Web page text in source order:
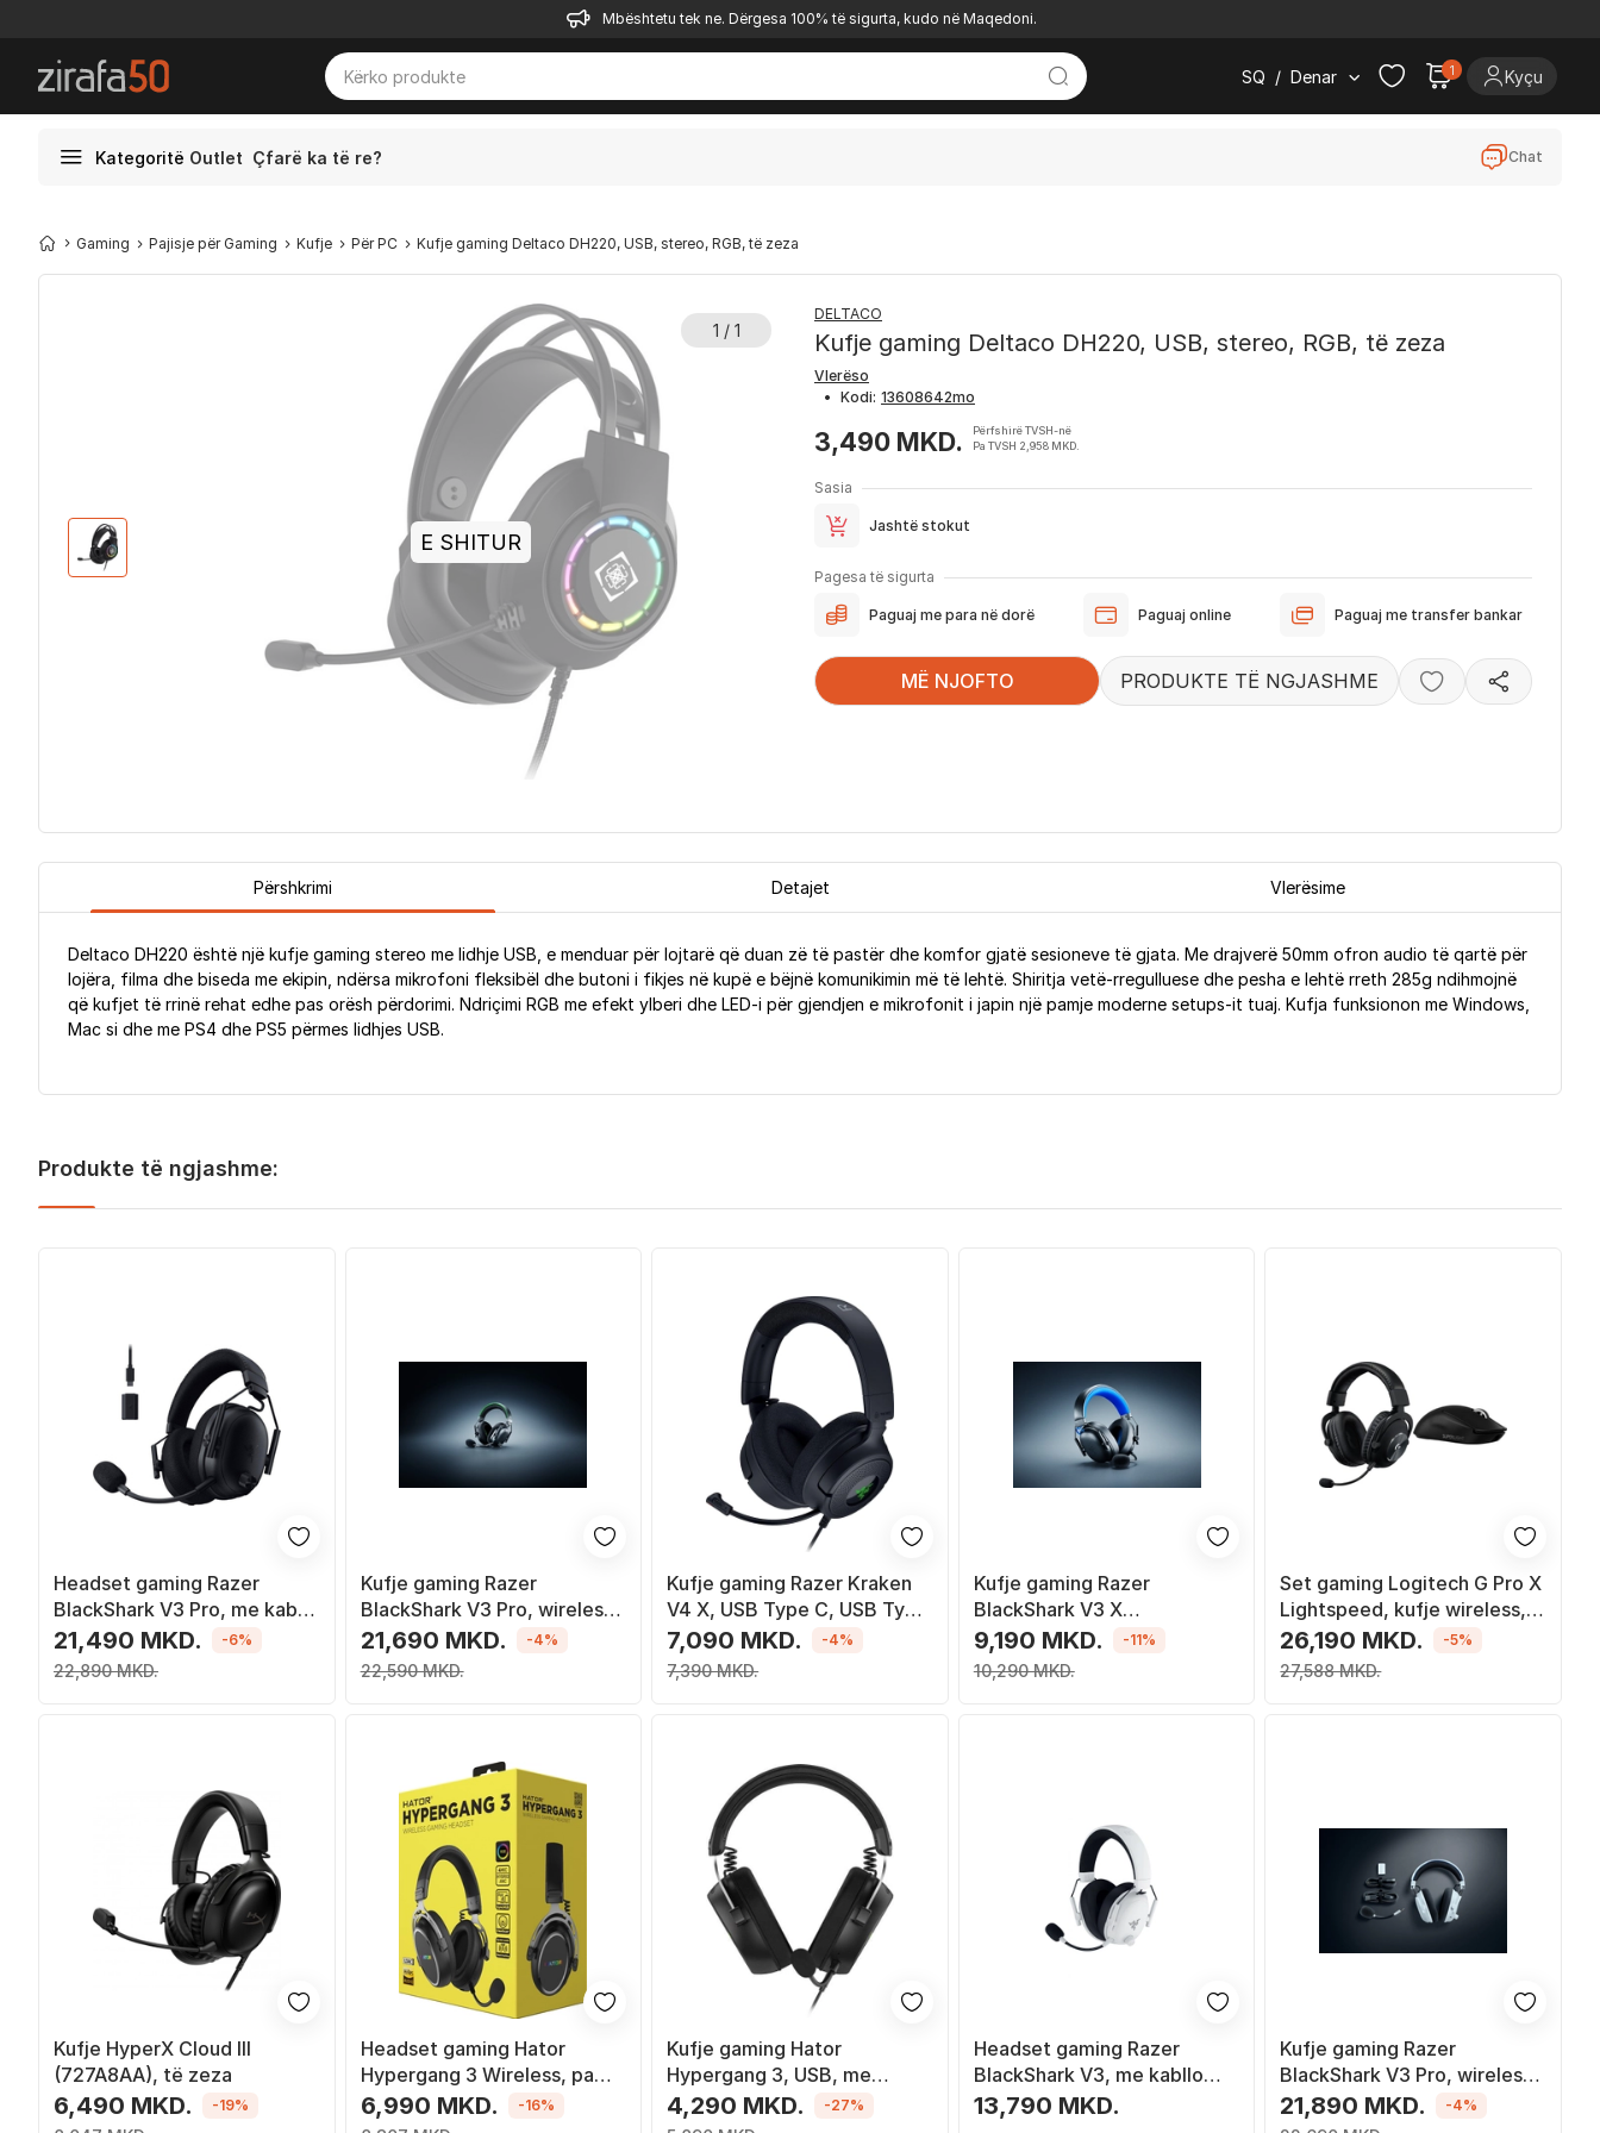
Mbështetu tek ne. Dërgesa 100% të sigurta, kudo në Maqedoni.
SQ / Denar 1 Kyçu
Kategoritë Outlet Çfarë ka të re? Chat
Gaming Pajisje për Gaming Kufje Për PC Kufje gaming Deltaco DH220, USB, stereo, RGB, të zeza
1 / 1
E SHITUR
DELTACO
Kufje gaming Deltaco DH220, USB, stereo, RGB, të zeza
Vlerëso
• Kodi:
3,490 MKD.
Përfshirë TVSH-në
Pa TVSH 2,958 MKD.
Sasia
Jashtë stokut
Pagesa të sigurta
Paguaj me para në dorë Paguaj online Paguaj me transfer bankar
MË NJOFTO PRODUKTE TË NGJASHME
Përshkrimi Detajet Vlerësime
Deltaco DH220 është një kufje gaming stereo me lidhje USB, e menduar për lojtarë që duan zë të pastër dhe komfor gjatë sesioneve të gjata. Me drajverë 50mm ofron audio të qartë për
lojëra, filma dhe biseda me ekipin, ndërsa mikrofoni fleksibël dhe butoni i fikjes në kupë e bëjnë komunikimin më të lehtë. Shiritja vetë-rregulluese dhe pesha e lehtë rreth 285g ndihmojnë
që kufjet të rrinë rehat edhe pas orësh përdorimi. Ndriçimi RGB me efekt ylberi dhe LED-i për gjendjen e mikrofonit i japin një pamje moderne setups-it tuaj. Kufja funksionon me Windows,
Mac si dhe me PS4 dhe PS5 përmes lidhjes USB.
Produkte të ngjashme:
Headset gaming Razer
BlackShark V3 Pro, me kabllo
dhe wireless, USB Type C
dhe Bluetooth, i zi
21,490 MKD.
22,890 MKD.
-6%
Kufje gaming Razer
BlackShark V3 Pro, wireless
dhe me kabllo, USB,
Bluetooth, të zeza
21,690 MKD.
22,590 MKD.
-4%
Kufje gaming Razer Kraken
V4 X, USB Type C, USB Type
A, të zeza
7,090 MKD.
7,390 MKD.
-4%
Kufje gaming Razer
BlackShark V3 X
HyperSpeed, pa tela dhe me
kabllo, USB Type A, të
bardha
9,190 MKD.
10,290 MKD.
-11%
Set gaming Logitech G Pro X
Lightspeed, kufje wireless,
maus G Pro X Superlight 2, i
zi
26,190 MKD.
27,588 MKD.
-5%
Kufje HyperX Cloud III
(727A8AA), të zeza
6,490 MKD. -19%
Headset gaming Hator
Hypergang 3 Wireless, pa
kabllo, Bluetooth, i zi
6,990 MKD. -16%
Kufje gaming Hator
Hypergang 3, USB, me
mikrofon, të zeza
4,290 MKD. -27%
Headset gaming Razer
BlackShark V3, me kabllo
dhe wireless, USB Type A
13,790 MKD.
Kufje gaming Razer
BlackShark V3 Pro, wireless
dhe me kabllo, USB dhe
Bluetooth, të bardha
21,890 MKD. -4%